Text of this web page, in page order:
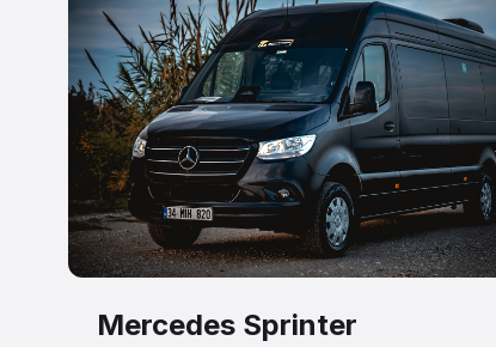
Mercedes Sprinter